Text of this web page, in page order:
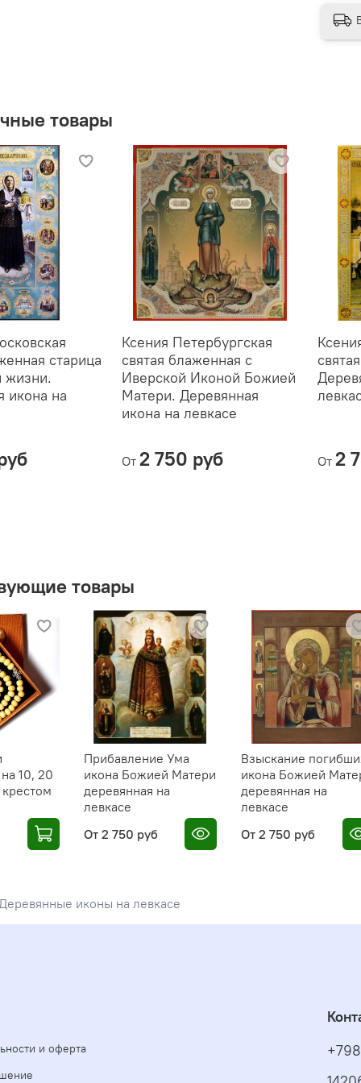
Фон -
✨
Он
✔️
✔️
товары
старица
жизни.
икона на
Ксения Петербургская
святая блаженная с
Иверской Иконой Божией
Матери. Деревянная
икона на левкасе
От 2 750 руб От 2
товары
10, 20
Прибавление Ума
икона Божией Матери
деревянная на
левкасе
От 2 750 руб
Взыскание
икона Божией
деревянная на
левкасе
От 2 750 руб
иконы на левкасе
и оферта